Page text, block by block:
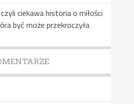
ciekawa historia o miłości
być może przekroczyła